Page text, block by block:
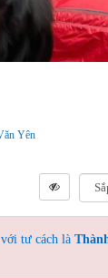
Yên
tư cách là